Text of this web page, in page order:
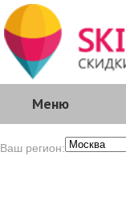
Меню
Ваш регион: